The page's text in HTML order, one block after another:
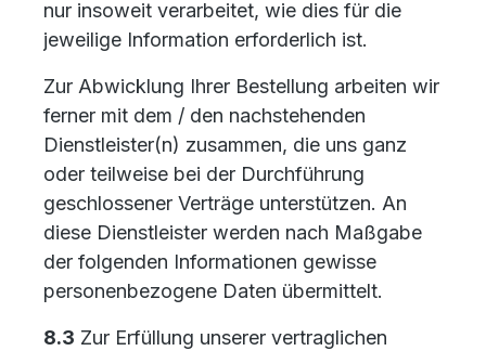
nur insoweit verarbeitet, wie dies für die
jeweilige Information erforderlich ist.
Zur Abwicklung Ihrer Bestellung arbeiten wir
ferner mit dem / den nachstehenden
Dienstleister(n) zusammen, die uns ganz
oder teilweise bei der Durchführung
geschlossener Verträge unterstützen. An
diese Dienstleister werden nach Maßgabe
der folgenden Informationen gewisse
personenbezogene Daten übermittelt.
8.3 Zur Erfüllung unserer vertraglichen